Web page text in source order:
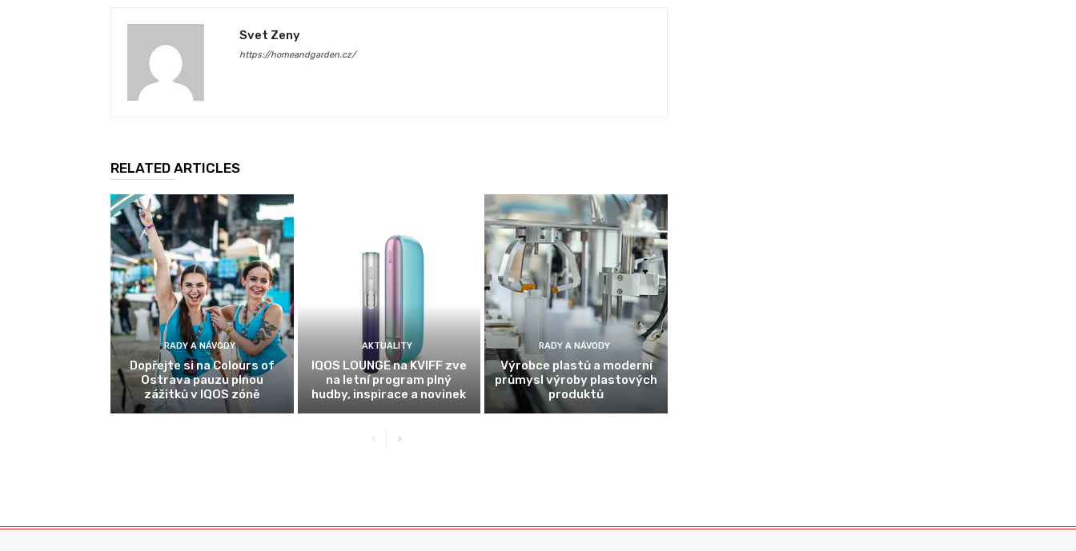
Svet Zeny
https://homeandgarden.cz/
RELATED ARTICLES
RADY A NÁVODY
Dopřejte si na Colours of
Ostrava pauzu plnou
zážitků v IQOS zóně
AKTUALITY
IQOS LOUNGE na KVIFF zve
na letní program plný
hudby, inspirace a novinek
RADY A NÁVODY
Výrobce plastů a moderní
průmysl výroby plastových
produktů